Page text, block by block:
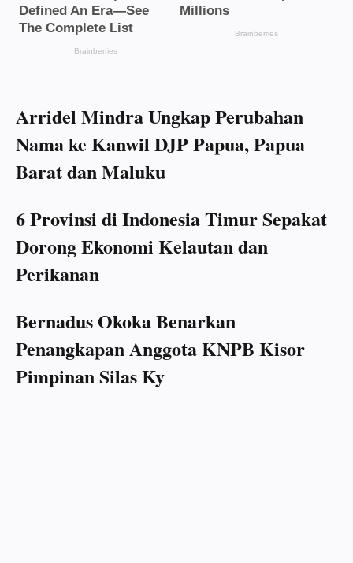
Arridel Mindra Ungkap Perubahan
Nama ke Kanwil DJP Papua, Papua
Barat dan Maluku
6 Provinsi di Indonesia Timur Sepakat
Dorong Ekonomi Kelautan dan
Perikanan
Bernadus Okoka Benarkan
Penangkapan Anggota KNPB Kisor
Pimpinan Silas Ky